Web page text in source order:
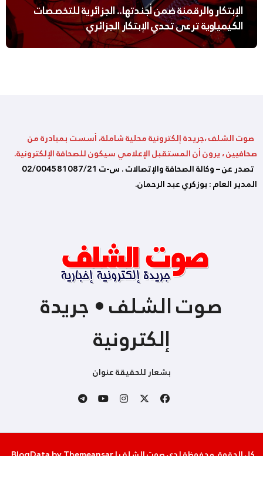
الإبتكار والرقمنة ضمن أجندتها.. الجزائرية للتخصصات
الكيمياوية ترعى تحدي الإبتكار الجزائري
صوت الشلف ،جريدة إلكترونية محلية شاملة، أسست بمبادرة من
صحافيين ، يرون أن المستقبل الإعلامي سيكون للصحافة الإلكترونية.
تصدر عن – وكالة الصحافة والإتصالات . س-ت 02/004581087/21
المدير العام : بوزكري عبد الرحمان.
صوت الشلف • جريدة
إلكترونية
بشعار للحقيقة عنوان
كل الحقوق محفوظة لدى صوت الشلف|
BlogDatabyThemeansar
.